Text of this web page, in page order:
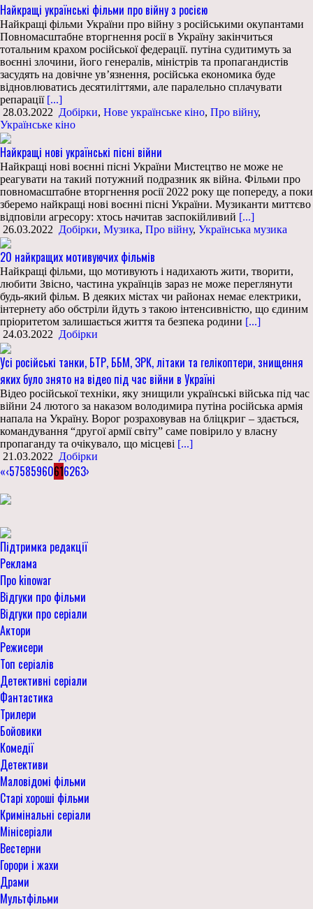
Найкращі українські фільми про війну з росією
Найкращі фільми України про війну з російськими окупантами
Повномасштабне вторгнення росії в Україну закінчиться
тотальним крахом російської федерації. путіна судитимуть за
воєнні злочини, його генералів, міністрів та пропагандистів
засудять на довічне ув’язнення, російська економика буде
відновлюватись десятиліттями, але паралельно сплачувати
репарації[...]
28.03.2022 Добірки, Нове українське кіно, Про війну,
Українське кіно
Найкращі нові українські пісні війни
Найкращі нові воєнні пісні України Мистецтво не може не
реагувати на такий потужний подразник як війна. Фільми про
повномасштабне вторгнення росії 2022 року ще попереду, а поки
зберемо найкращі нові воєнні пісні України. Музиканти миттєво
відповіли агресору: хтось начитав заспокійливий [...]
26.03.2022 Добірки, Музика, Про війну, Українська музика
20 найкращих мотивуючих фільмів
Найкращі фільми, що мотивують і надихають жити, творити,
любити Звісно, частина українців зараз не може переглянути
будь-який фільм. В деяких містах чи районах немає електрики,
інтернету або обстріли йдуть з такою інтенсивністю, що єдиним
пріоритетом залишається життя та безпека родини [...]
24.03.2022 Добірки
Усі російські танки, БТР, ББМ, ЗРК, літаки та гелікоптери, знищення
яких було знято на відео під час війни в Україні
Відео російської техніки, яку знищили українські війська під час
війни 24 лютого за наказом володимира путіна російська армія
напала на Україну. Ворог розраховував на бліцкриг – здається,
командування “другої армії світу” саме повірило у власну
пропаганду та очікувало, що місцеві [...]
21.03.2022 Добірки
«‹57585960616263›
Підтримка редакції
Реклама
Про kinowar
Відгуки про фільми
Відгуки про серіали
Актори
Режисери
Топ серіалів
Детективні серіали
Фантастика
Трилери
Бойовики
Комедії
Детективи
Маловідомі фільми
Старі хороші фільми
Кримінальні серіали
Мінісеріали
Вестерни
Горори і жахи
Драми
Мультфільми